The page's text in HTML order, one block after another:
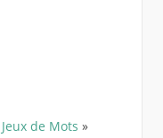
Jeux de Mots »